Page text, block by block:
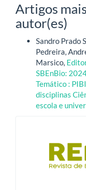
Artigos
autor(es)
Sandro Prado
Pedreira,
Marsico,
SBEnBio:
Temático :
disciplinas
escola e